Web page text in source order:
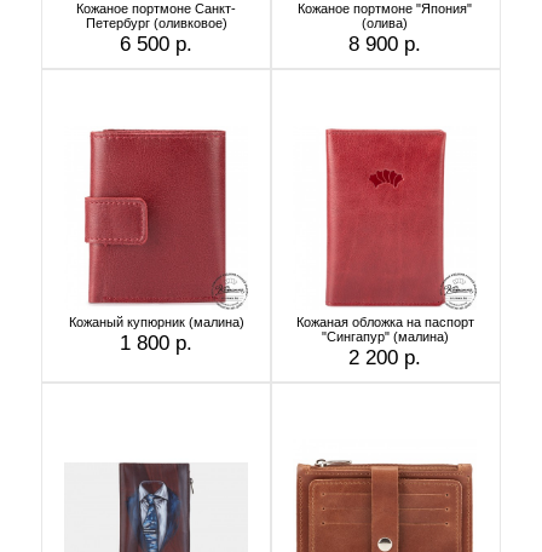
Кожаное портмоне Санкт-
Петербург (оливковое)
6 500 р.
Кожаное портмоне "Япония"
(олива)
8 900 р.
Кожаный купюрник (малина)
1 800 р.
Кожаная обложка на паспорт
"Сингапур" (малина)
2 200 р.